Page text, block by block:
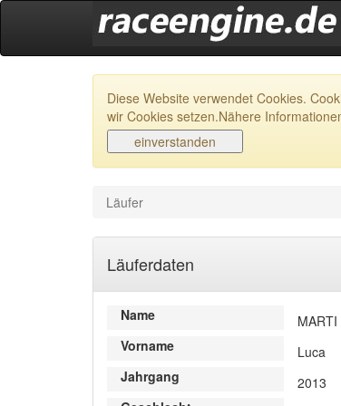
Diese Website verwendet Cookies.
wir Cookies setzen.Nähere
Läufer
Läuferdaten
Name
MARTI
Vorname
Luca
Jahrgang
2013